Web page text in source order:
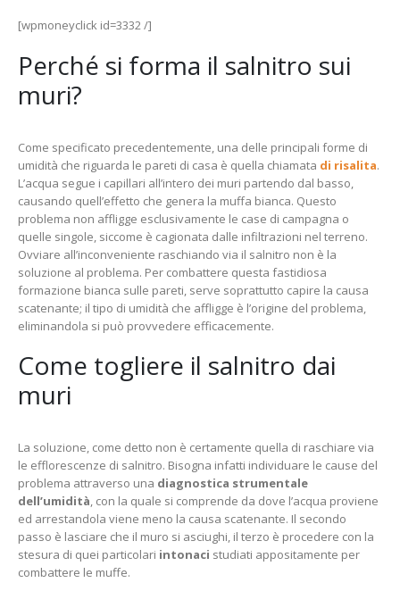
[wpmoneyclick id=3332 /]
Perché si forma il salnitro sui
muri?
Come specificato precedentemente, una delle principali forme di
umidità che riguarda le pareti di casa è quella chiamata di risalita.
L’acqua segue i capillari all’intero dei muri partendo dal basso,
causando quell’effetto che genera la muffa bianca. Questo
problema non affligge esclusivamente le case di campagna o
quelle singole, siccome è cagionata dalle infiltrazioni nel terreno.
Ovviare all’inconveniente raschiando via il salnitro non è la
soluzione al problema. Per combattere questa fastidiosa
formazione bianca sulle pareti, serve soprattutto capire la causa
scatenante; il tipo di umidità che affligge è l’origine del problema,
eliminandola si può provvedere efficacemente.
Come togliere il salnitro dai
muri
La soluzione, come detto non è certamente quella di raschiare via
le efflorescenze di salnitro. Bisogna infatti individuare le cause del
problema attraverso una diagnostica strumentale
dell’umidità, con la quale si comprende da dove l’acqua proviene
ed arrestandola viene meno la causa scatenante. Il secondo
passo è lasciare che il muro si asciughi, il terzo è procedere con la
stesura di quei particolari intonaci studiati appositamente per
combattere le muffe.